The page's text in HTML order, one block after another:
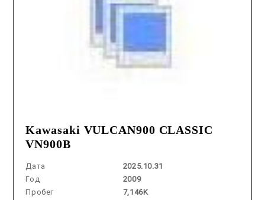
Kawasaki VULCAN900 CLASSIC
VN900B
Дата
2025.10.31
Год
2009
Пробег
7,146K